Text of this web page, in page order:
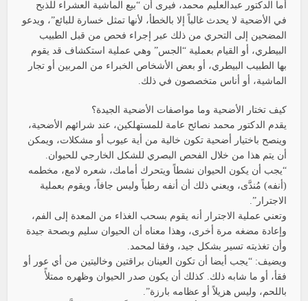
أما الدكتور عبدالعليم محمد، فيرى أن “بيع الماشية العشراء للذبح
في الأضحية لا يحدث غالباً إلا بالخطأ، لأنها تمثل خسارة للبائع”، ويدعو
المضحين إلى التحري من ذلك عبر إجراء فحص من قبل الطبيب
البيطري، أو القيام بعملية “الجس” وهي عملية استكشاف قد يقوم
بها الطبيب البيطري، أو بعض الأشخاص الخبراء من المربين أو تجار
الماشية، أو أناس متخصصون في ذلك.
كيف تختار الأضحية وما مواصفات الأضحية الجيدة؟
يقدم الدكتور محمد نصائح عامة للمستهلكين، عند شرائهم الأضحية،
وينصح باختيار أضحية تكون خالية من أية عيوب أو مشكلات، ويمكن
أن يتم هذا من خلال الفحص البصري للشكل الخارجي للحيوان.
“يجب أن يكون الحيوان نشطاً ويتحرك أمامك، شعره لامع، مخطمه
(أنفه) مُندَّى، ويعني ذلك أن أنفه رطباً وليس جافاً، ويقوم بعملية
الاجترار”.
وتعني عملية الاجترار أنه يقوم بسحب الغذاء من المعدة إلى الفم،
وإعادة مضغه مرة أخرى، وهذا معناه أن الحيوان سليم وبصحة جيدة
وأن تغذيته تسير بشكل جيد، وفقا لمحمد.
ويضيف: “يجب أيضا أن تكون العينان براقتين وخاليتين من أي عور أو
فقأ، أو ما شابه ذلك. كذلك أن يكون صدر الحيوان وظهره ممتلأً
باللحم، وليس هزيلاً أو عظامه بارزة”.